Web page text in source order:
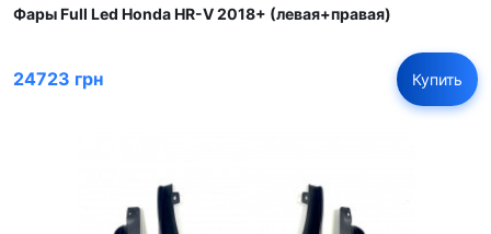
Фары Full Led Honda HR-V 2018+ (левая+правая)
24723 грн Купить